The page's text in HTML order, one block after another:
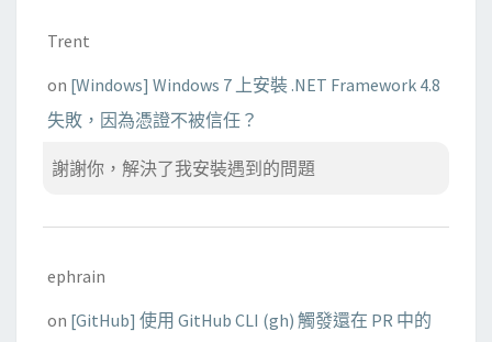
Trent
on [Windows] Windows 7 上安裝 .NET Framework 4.8
失敗，因為憑證不被信任？
謝謝你，解決了我安裝遇到的問題
ephrain
on [GitHub] 使用 GitHub CLI (gh) 觸發還在 PR 中的